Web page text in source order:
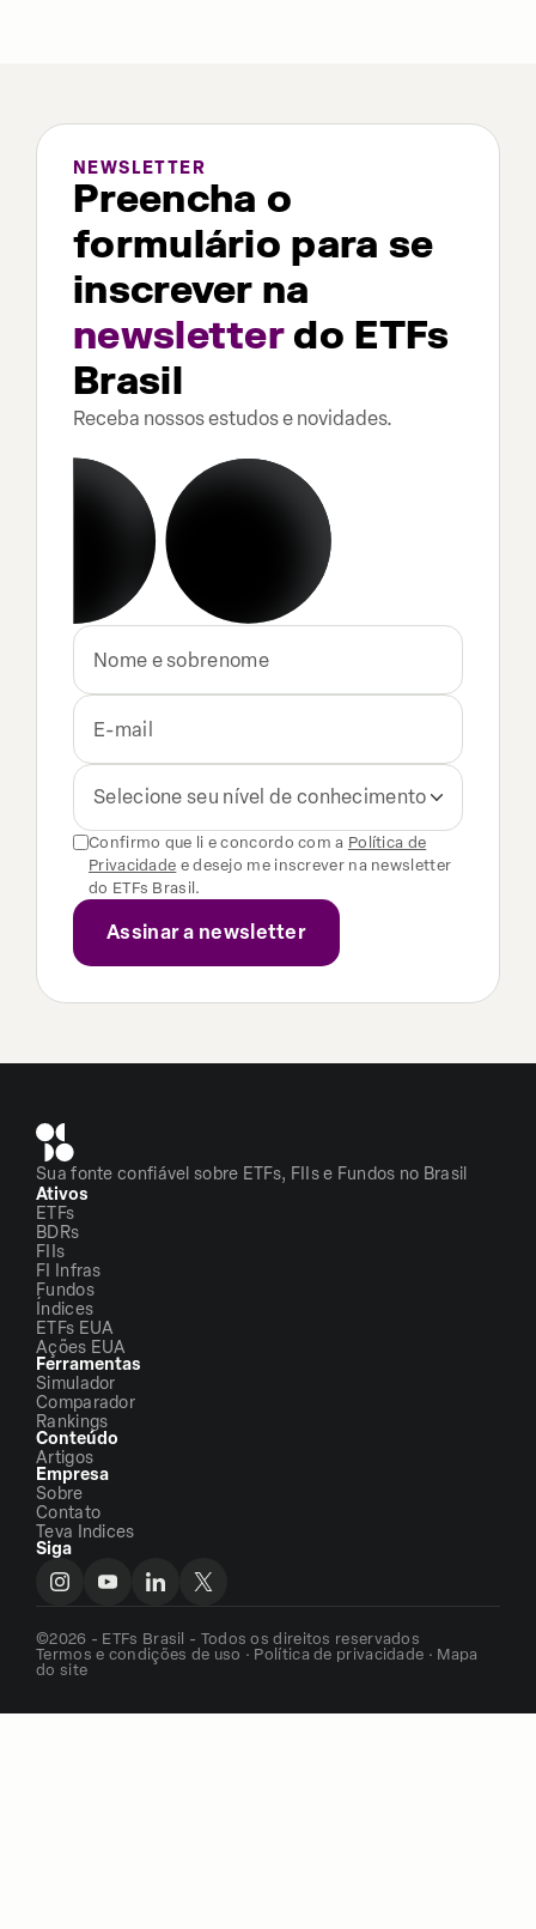
NEWSLETTER
Preencha o
formulário para se
inscrever na
newsletterdo ETFs
Brasil
Receba nossos estudos e novidades.
Selecione seu nível de conhecimento
Confirmo que li e concordo com a Política de
Privacidade e desejo me inscrever na newsletter
do ETFs Brasil.
Sua fonte confiável sobre ETFs, FIIs e Fundos no Brasil
Ativos
ETFs
BDRs
FIIs
FI Infras
Fundos
Índices
ETFs EUA
Ações EUA
Ferramentas
Simulador
Comparador
Rankings
Conteúdo
Artigos
Empresa
Sobre
Contato
Teva Indices
Siga
©2026 - ETFs Brasil - Todos os direitos reservados
Termos e condições de uso · Política de privacidade · Mapa
do site